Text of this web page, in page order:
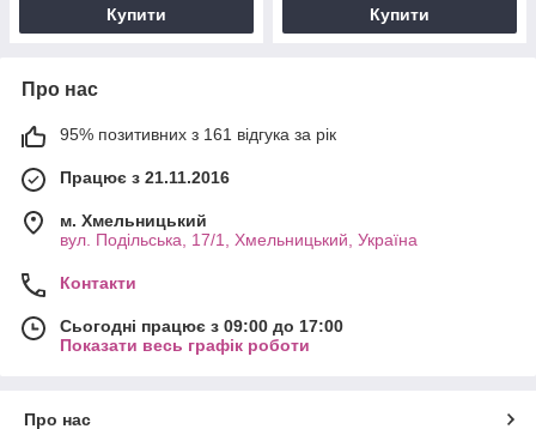
Купити Купити
Про нас
95% позитивних з 161 відгука за рік
Працює з 21.11.2016
м. Хмельницький
вул. Подільська, 17/1, Хмельницький, Україна
Контакти
Сьогодні працює з 09:00 до 17:00
Показати весь графік роботи
Про нас